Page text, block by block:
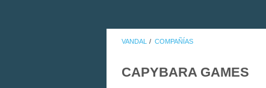
VANDAL COMPAÑÍAS
CAPYBARA GAMES